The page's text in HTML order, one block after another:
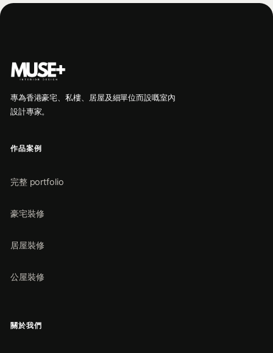
專為香港豪宅、私樓、居屋及細單位而設嘅室內
設計專家。
作品案例
完整 portfolio
豪宅裝修
居屋裝修
公屋裝修
關於我們